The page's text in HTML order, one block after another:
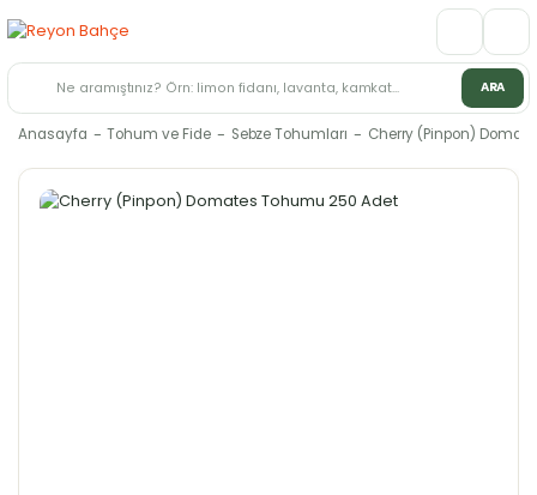
ARA
Anasayfa Tohum ve Fide Sebze Tohumları Cherry (Pinpon)